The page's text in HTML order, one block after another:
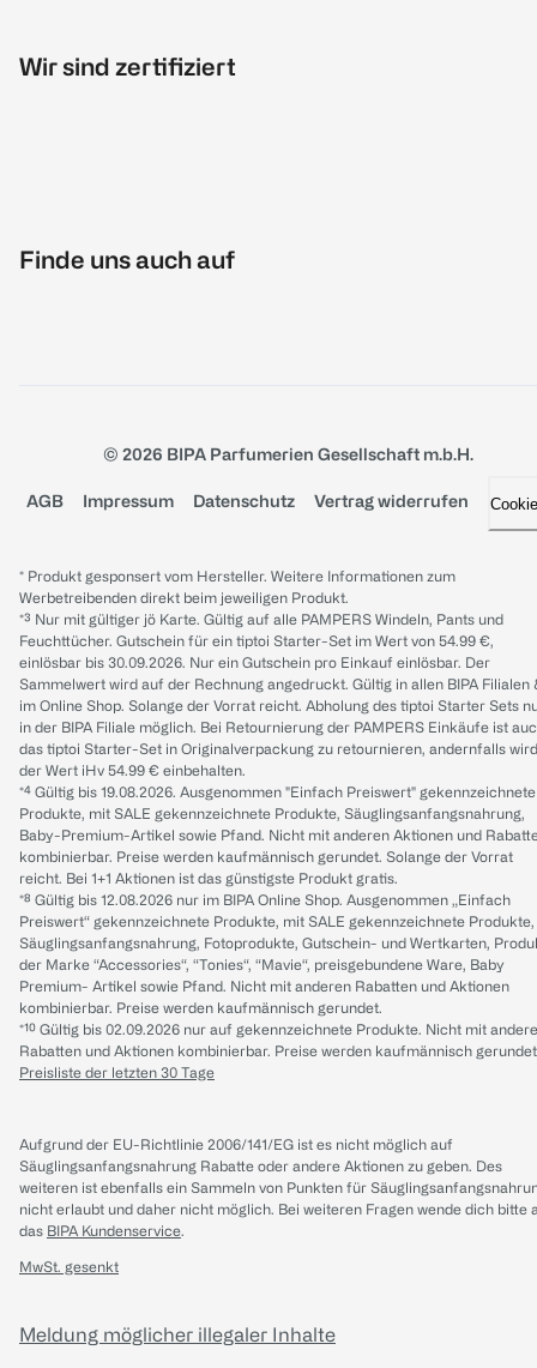
Wir sind zertifiziert
Finde uns auch auf
© 2026 BIPA Parfumerien Gesellschaft m.b.H.
AGB Impressum Datenschutz Vertrag widerrufen
* Produkt gesponsert vom Hersteller. Weitere Informationen zum
Werbetreibenden direkt beim jeweiligen Produkt.
*³ Nur mit gültiger jö Karte. Gültig auf alle PAMPERS Windeln, Pants und
Feuchttücher. Gutschein für ein tiptoi Starter-Set im Wert von 54.99 €,
einlösbar bis 30.09.2026. Nur ein Gutschein pro Einkauf einlösbar. Der
Sammelwert wird auf der Rechnung angedruckt. Gültig in allen BIPA Filialen
im Online Shop. Solange der Vorrat reicht. Abholung des tiptoi Starter Sets
in der BIPA Filiale möglich. Bei Retournierung der PAMPERS Einkäufe ist
das tiptoi Starter-Set in Originalverpackung zu retournieren, andernfalls wird
der Wert iHv 54.99 € einbehalten.
*⁴ Gültig bis 19.08.2026. Ausgenommen "Einfach Preiswert" gekennzeichnete
Produkte, mit SALE gekennzeichnete Produkte, Säuglingsanfangsnahrung,
Baby-Premium-Artikel sowie Pfand. Nicht mit anderen Aktionen und
kombinierbar. Preise werden kaufmännisch gerundet. Solange der Vorrat
reicht. Bei 1+1 Aktionen ist das günstigste Produkt gratis.
*⁸ Gültig bis 12.08.2026 nur im BIPA Online Shop. Ausgenommen „Einfach
Preiswert“ gekennzeichnete Produkte, mit SALE gekennzeichnete Produkte,
Säuglingsanfangsnahrung, Fotoprodukte, Gutschein- und Wertkarten,
der Marke “Accessories“, “Tonies“, “Mavie“, preisgebundene Ware, Baby
Premium- Artikel sowie Pfand. Nicht mit anderen Rabatten und Aktionen
kombinierbar. Preise werden kaufmännisch gerundet.
*¹⁰ Gültig bis 02.09.2026 nur auf gekennzeichnete Produkte. Nicht mit
Rabatten und Aktionen kombinierbar. Preise werden kaufmännisch
Preisliste der letzten 30 Tage
Aufgrund der EU-Richtlinie 2006/141/EG ist es nicht möglich auf
Säuglingsanfangsnahrung Rabatte oder andere Aktionen zu geben. Des
weiteren ist ebenfalls ein Sammeln von Punkten für
nicht erlaubt und daher nicht möglich. Bei weiteren Fragen wende dich bitte
das BIPA Kundenservice.
MwSt. gesenkt
Meldung möglicher illegaler Inhalte